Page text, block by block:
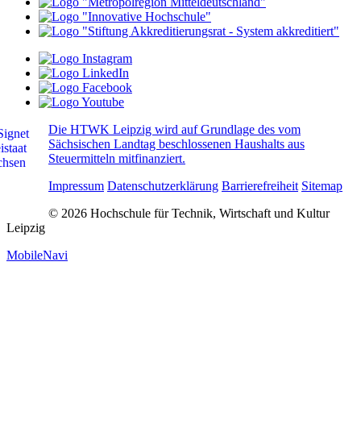
Die HTWK Leipzig wird auf Grundlage des vom
Sächsischen Landtag beschlossenen Haushalts aus
Steuermitteln mitfinanziert.
Impressum Datenschutzerklärung Barrierefreiheit Sitemap
© 2026 Hochschule für Technik, Wirtschaft und Kultur
Leipzig
MobileNavi